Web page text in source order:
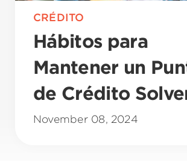
CRÉDITO
Hábitos para
Mantener un
de Crédito
November 08, 2024